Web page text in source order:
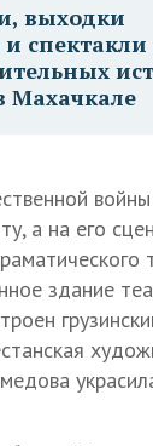
выходки
спектакли
Махачкале
а на его
здание